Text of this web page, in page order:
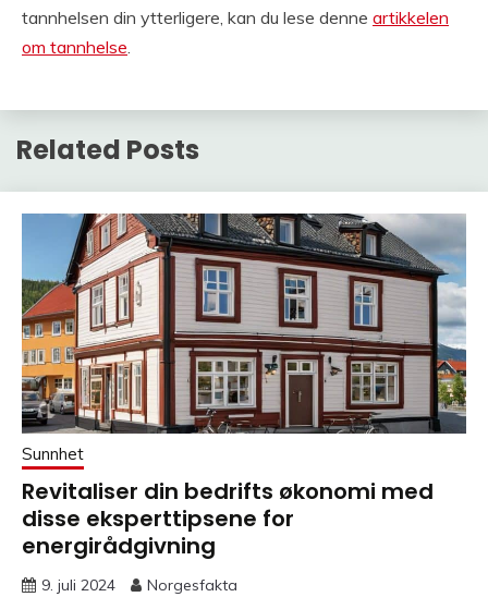
tannhelsen din ytterligere, kan du lese denne artikkelen
om tannhelse
Related Posts
Sunnhet
Revitaliser din bedrifts økonomi med
disse eksperttipsene for
energirådgivning
9. juli 2024 Norgesfakta